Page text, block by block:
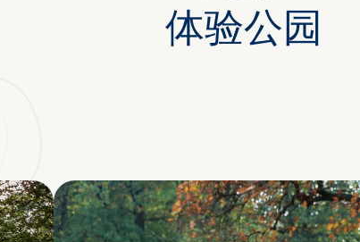
体验公园